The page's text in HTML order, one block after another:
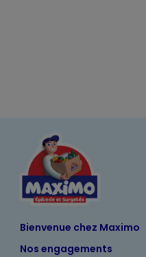
Bienvenue chez Maximo
Nos engagements